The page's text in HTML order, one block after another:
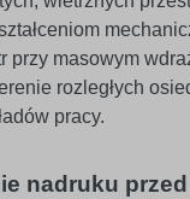
przy masowym
rozległych
pracy.
nadruku przed